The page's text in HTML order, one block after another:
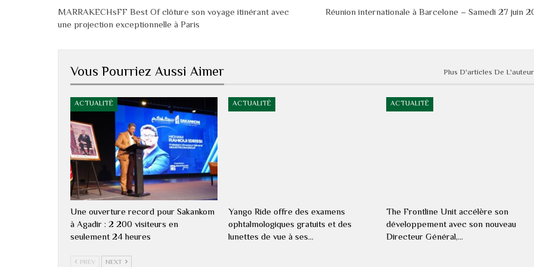
MARRAKECHsFF Best Of clôture son voyage itinérant avec
une projection exceptionnelle à Paris
Réunion internationale à Barcelone – Samedi 27 juin
Vous Pourriez Aussi Aimer Plus D'articles De L'auteur
ACTUALITÉ
Une ouverture record pour Sakankom
à Agadir : 2 200 visiteurs en
seulement 24 heures
ACTUALITÉ
Yango Ride offre des examens
ophtalmologiques gratuits et des
lunettes de vue à ses…
ACTUALITÉ
The Frontline Unit accélère son
développement avec son nouveau
Directeur Général,…
PREV NEXT